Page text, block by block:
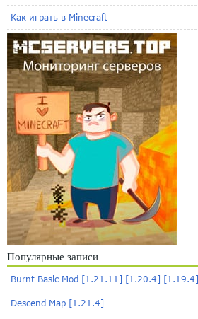
Как играть в Minecraft
Популярные записи
Burnt Basic Mod [1.21.11] [1.20.4] [1.19.4]
Descend Map [1.21.4]